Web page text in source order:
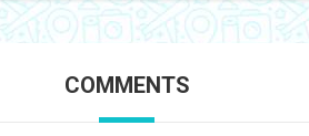
COMMENTS